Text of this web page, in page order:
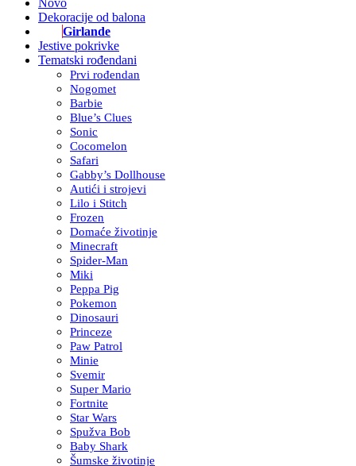
Dekoracije od balona
Girlande
Jestive pokrivke
Tematski rođendani
Prvi rođendan
Nogomet
Barbie
Blue’s Clues
Sonic
Cocomelon
Safari
Gabby’s Dollhouse
Autići i strojevi
Lilo i Stitch
Frozen
Domaće životinje
Minecraft
Spider-Man
Miki
Peppa Pig
Pokemon
Dinosauri
Princeze
Paw Patrol
Minie
Svemir
Super Mario
Fortnite
Star Wars
Spužva Bob
Baby Shark
Šumske životinje